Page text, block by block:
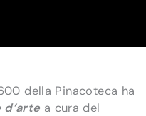
della Pinacoteca ha
d’artea cura del